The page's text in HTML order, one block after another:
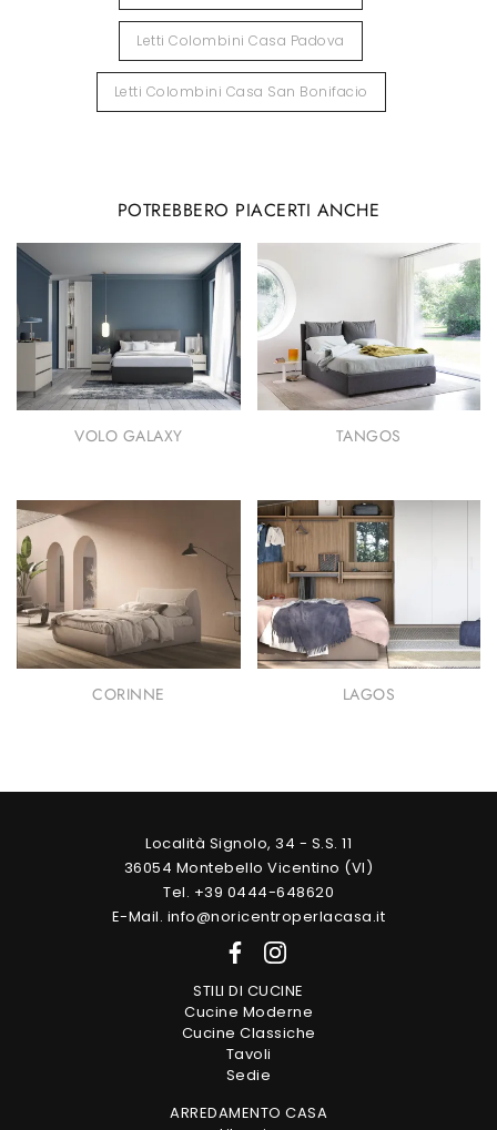
Letti Colombini Casa Padova
Letti Colombini Casa San Bonifacio
POTREBBERO PIACERTI ANCHE
VOLO GALAXY TANGOS
CORINNE LAGOS
Località Signolo, 34 - S.S. 11
36054 Montebello Vicentino (VI)
Tel. +39 0444-648620
E-Mail. info@noricentroperlacasa.it
STILI DI CUCINE
Cucine Moderne
Cucine Classiche
Tavoli
Sedie
ARREDAMENTO CASA